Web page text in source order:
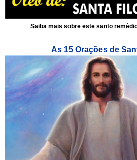
Saiba mais sobre este santo
As 15 Orações de